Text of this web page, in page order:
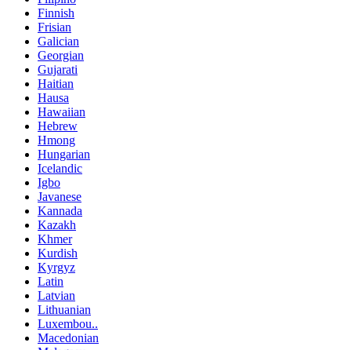
Finnish
Frisian
Galician
Georgian
Gujarati
Haitian
Hausa
Hawaiian
Hebrew
Hmong
Hungarian
Icelandic
Igbo
Javanese
Kannada
Kazakh
Khmer
Kurdish
Kyrgyz
Latin
Latvian
Lithuanian
Luxembou..
Macedonian